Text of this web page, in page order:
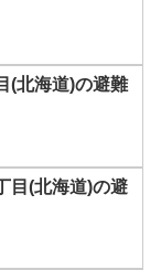
(北海道)の避難
目(北海道)の避